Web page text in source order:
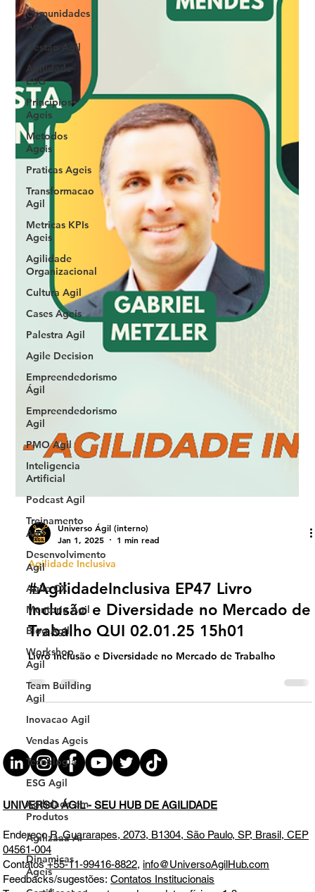
Comunidades
Ageis
Gestao Agil
Agilidade
ESG
Principios
Ageis
Metodos
Ageis
Praticas Ageis
Transformacao
Agil
Metricas KPIs
Ageis
Agilidade
Organizacional
Cultura Agil
Cases Ageis
Palestra Agil
Agile Decision
Empreendedorismo
Ágil
Empreendedorismo
Agil
PMO Agil
Inteligencia
Artificial
Podcast Agil
Treinamento
Agil
Desenvolvimento
Agil
Agile CX
Mentoria Agil
Blog Agil
Workshop
Agil
Team Building
Agil
Inovacao Agil
Vendas Ageis
Tecnologia
ESG Agil
Agilidade em
Produtos
Agilizaaa AI
Dinamicas
Ageis
Universo Ágil (interno)
Jan 1, 2025
Agilidade Inclusiva
#AgilidadeInclusiva EP47 Livro
Inclusão e Diversidade no Mercado de
Trabalho QUI 02.01.25 15h01
Livro Inclusão e Diversidade no Mercado de Trabalho
EndereçoR. Guararapes, 2073, B1304, São Paulo, SP, Brasil, CEP
04561-004
Contatos+55-11-99416-8822,info@UniversoAgilHub.com